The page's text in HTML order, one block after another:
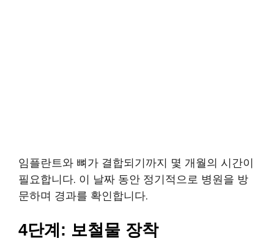
임플란트와 뼈가 결합되기까지 몇 개월의 시간이
필요합니다. 이 날짜 동안 정기적으로 병원을 방
문하며 경과를 확인합니다.
4단계: 보철물 장착